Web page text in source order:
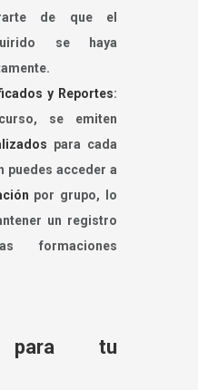
de que el
se haya
y Reportes:
se emiten
para cada
puedes acceder a
por grupo, lo
un registro
formaciones
para tu